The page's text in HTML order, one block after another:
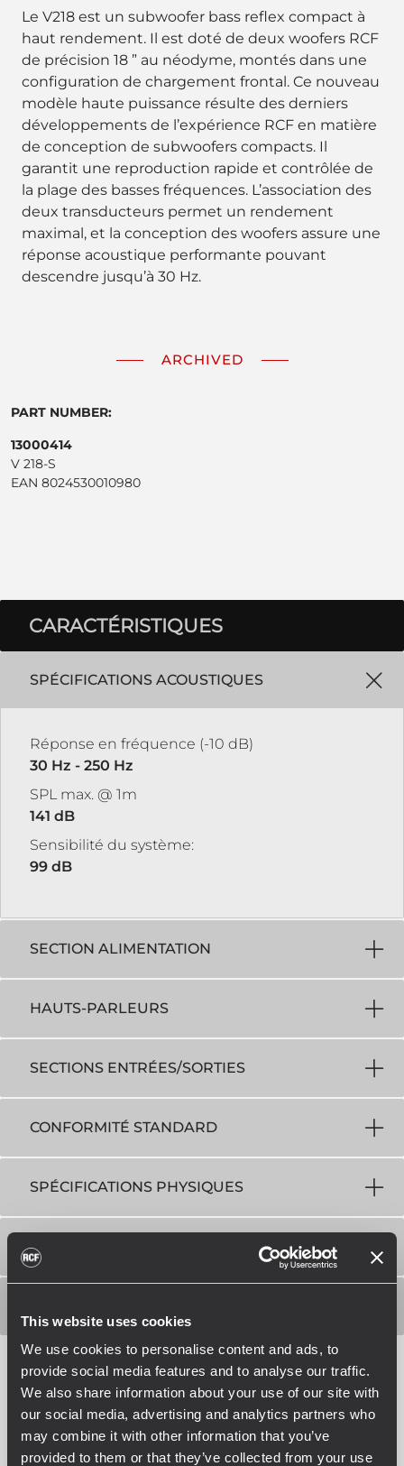
This website uses cookies
We use cookies to personalise content and ads, to
provide social media features and to analyse our traffic.
We also share information about your use of our site with
our social media, advertising and analytics partners who
may combine it with other information that you’ve
provided to them or that they’ve collected from your use
Le V218 est un subwoofer bass reflex compact à
haut rendement. Il est doté de deux woofers RCF
de précision 18 ” au néodyme, montés dans une
configuration de chargement frontal. Ce nouveau
modèle haute puissance résulte des derniers
développements de l’expérience RCF en matière
de conception de subwoofers compacts. Il
garantit une reproduction rapide et contrôlée de
la plage des basses fréquences. L’association des
deux transducteurs permet un rendement
maximal, et la conception des woofers assure une
réponse acoustique performante pouvant
descendre jusqu’à 30 Hz.
ARCHIVED
PART NUMBER:
13000414
V 218-S
EAN 8024530010980
CARACTÉRISTIQUES
SPÉCIFICATIONS ACOUSTIQUES
Réponse en fréquence (-10 dB)
30 Hz - 250 Hz
SPL max. @ 1m
141 dB
Sensibilité du système:
99 dB
SECTION ALIMENTATION
HAUTS-PARLEURS
SECTIONS ENTRÉES/SORTIES
CONFORMITÉ STANDARD
SPÉCIFICATIONS PHYSIQUES
TAILLE / POIDS